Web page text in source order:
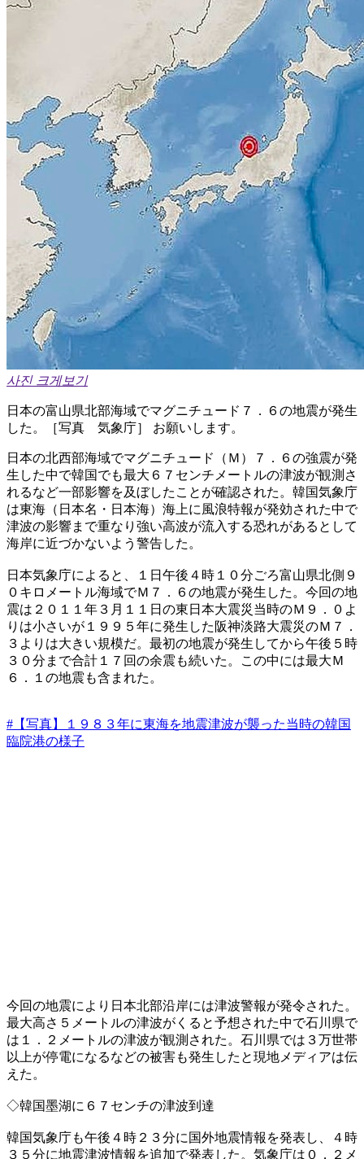
사진 크게보기
日本の富山県北部海域でマグニチュード７．６の地震が発生
した。［写真 気象庁］ お願いします。
日本の北西部海域でマグニチュード（Ｍ）７．６の強震が発
生した中で韓国でも最大６７センチメートルの津波が観測さ
れるなど一部影響を及ぼしたことが確認された。韓国気象庁
は東海（日本名・日本海）海上に風浪特報が発効された中で
津波の影響まで重なり強い高波が流入する恐れがあるとして
海岸に近づかないよう警告した。
日本気象庁によると、１日午後４時１０分ごろ富山県北側９
０キロメートル海域でＭ７．６の地震が発生した。今回の地
震は２０１１年３月１１日の東日本大震災当時のＭ９．０よ
りは小さいが１９９５年に発生した阪神淡路大震災のＭ７．
３よりは大きい規模だ。最初の地震が発生してから午後５時
３０分まで合計１７回の余震も続いた。この中には最大Ｍ
６．１の地震も含まれた。
#【写真】１９８３年に東海を地震津波が襲った当時の韓国
臨院港の様子
今回の地震により日本北部沿岸には津波警報が発令された。
最大高さ５メートルの津波がくると予想された中で石川県で
は１．２メートルの津波が観測された。石川県では３万世帯
以上が停電になるなどの被害も発生したと現地メディアは伝
えた。
◇韓国墨湖に６７センチの津波到達
韓国気象庁も午後４時２３分に国外地震情報を発表し、４時
３５分に地震津波情報を追加で発表した。気象庁は０．２メ